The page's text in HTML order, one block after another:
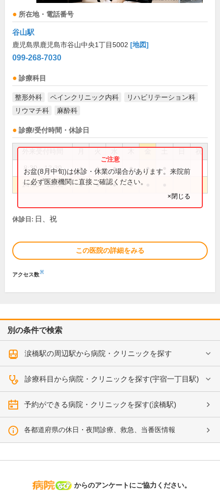
所在地・電話番号
谷山駅
鹿児島県鹿児島市谷山中央1丁目5002 [地図]
099-268-7030
診療科目
整形外科 ペインクリニック内科
リハビリテーション科
リウマチ科
麻酔科
診療/受付時間・休診日
祝
8:30～12:30 ● ● ● ● ●
14:00～18:00 ● ● ● ●
お盆(8月中旬)は休診・休業の場合があります。来院前
に必ず医療機関に直接ご確認ください。
×閉じる
休診日: 日、祝
この医院の詳細をみる
アクセス数※
別の条件で検索
涙橋駅の周辺駅から病院・クリニックを探す
診療科目から病院・クリニックを探す(宇宿一丁目駅)
予約ができる病院・クリニックを探す(涙橋駅)
各都道府県の休日・夜間診療、救急、当番医情報
病院なび
からのアンケートにご協力ください。